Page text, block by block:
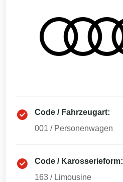
Code / Fahrzeugart:
001 / Personenwagen
Code / Karosserieform:
163 / Limousine